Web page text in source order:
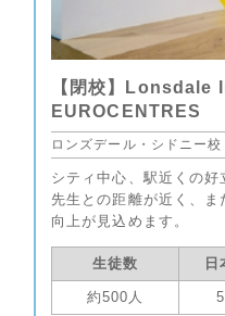
【閉校】
EUROCENTRES
ロンズデール・シドニー校
シティ中心、駅近くの
先生との距離が近く、
向上が見込めます。
生徒数 日
約500人